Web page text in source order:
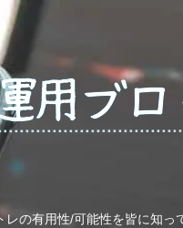
の有用性/可能性を皆に知っ